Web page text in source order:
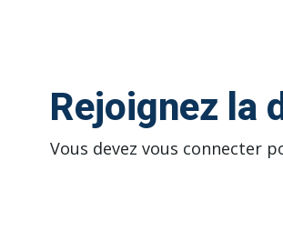
Rejoignez la
Vous devez vous connecter